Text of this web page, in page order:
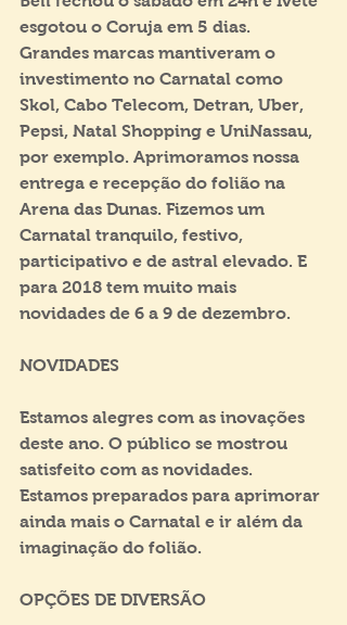
esgotou o Coruja em 5 dias.
Grandes marcas mantiveram o
investimento no Carnatal como
Skol, Cabo Telecom, Detran, Uber,
Pepsi, Natal Shopping e UniNassau,
por exemplo. Aprimoramos nossa
entrega e recepção do folião na
Arena das Dunas. Fizemos um
Carnatal tranquilo, festivo,
participativo e de astral elevado. E
para 2018 tem muito mais
novidades de 6 a 9 de dezembro.
NOVIDADES
Estamos alegres com as inovações
deste ano. O público se mostrou
satisfeito com as novidades.
Estamos preparados para aprimorar
ainda mais o Carnatal e ir além da
imaginação do folião.
OPÇÕES DE DIVERSÃO